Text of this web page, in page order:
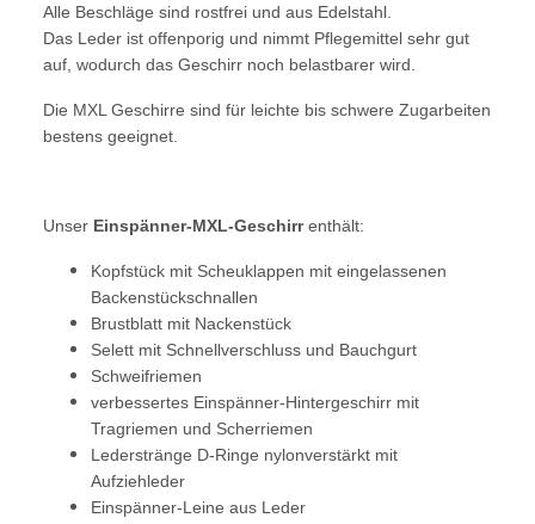
Alle Beschläge sind rostfrei und aus Edelstahl.
Das Leder ist offenporig und nimmt Pflegemittel sehr gut
auf, wodurch das Geschirr noch belastbarer wird.
Die MXL Geschirre sind für leichte bis schwere Zugarbeiten
bestens geeignet.
Unser Einspänner-MXL-Geschirrenthält:
Kopfstück mit Scheuklappen mit eingelassenen
Backenstückschnallen
Brustblatt mit Nackenstück
Selett mit Schnellverschluss und Bauchgurt
Schweifriemen
verbessertes Einspänner-Hintergeschirr mit
Tragriemen und Scherriemen
Lederstränge D-Ringe nylonverstärkt mit
Aufziehleder
Einspänner-Leine aus Leder